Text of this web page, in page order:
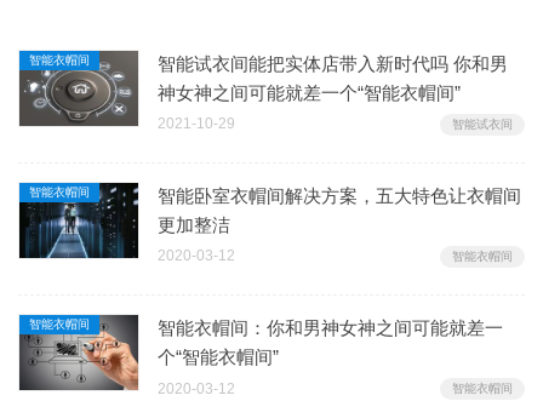
智能衣帽间
智能试衣间能把实体店带入新时代吗 你和男
神女神之间可能就差一个“智能衣帽间”
2021-10-29 智能试衣间
智能衣帽间
智能卧室衣帽间解决方案，五大特色让衣帽间
更加整洁
2020-03-12 智能衣帽间
智能衣帽间
智能衣帽间：你和男神女神之间可能就差一
个“智能衣帽间”
2020-03-12 智能衣帽间